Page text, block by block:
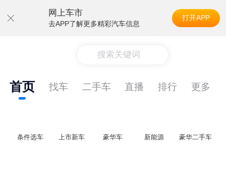
网上车市
去APP了解更多精彩汽车信息
打开APP
搜索关键词
首页 找车 二手车 直播 排行 更多
条件选车 上市新车 豪华车 新能源 豪华二手车